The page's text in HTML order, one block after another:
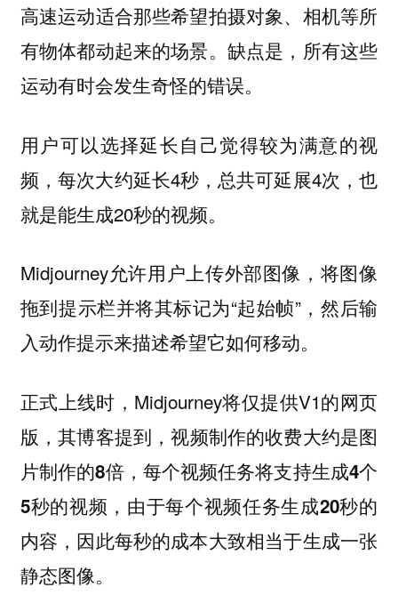
高速运动适合那些希望拍摄对象、相机等所
有物体都动起来的场景。缺点是，所有这些
运动有时会发生奇怪的错误。
用户可以选择延长自己觉得较为满意的视
频，每次大约延长4秒，总共可延展4次，也
就是能生成20秒的视频。
Midjourney允许用户上传外部图像，将图像
拖到提示栏并将其标记为“起始帧”，然后输
入动作提示来描述希望它如何移动。
正式上线时，Midjourney将仅提供V1的网页
版，其博客提到，视频制作的收费大约是图
片制作的8倍，每个视频任务将支持生成4个
5秒的视频，由于每个视频任务生成20秒的
内容，因此每秒的成本大致相当于生成一张
静态图像。